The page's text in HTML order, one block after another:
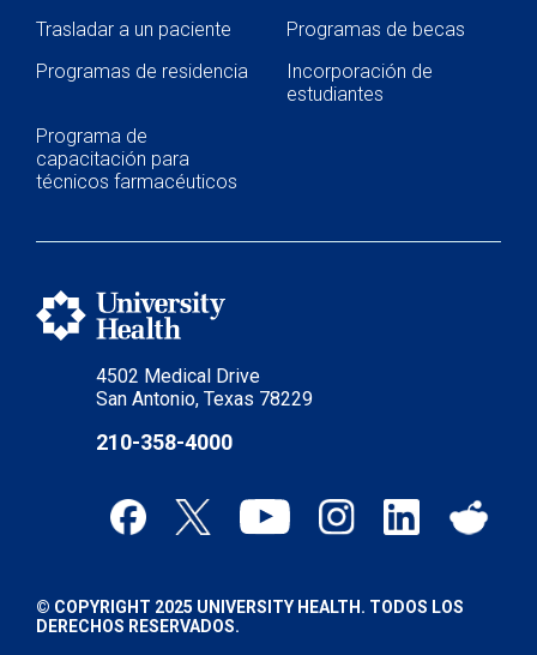
4502 Medical Drive
San Antonio, Texas 78229
210-358-4000
Trasladar a un paciente
Programas de becas
Programas de residencia
Incorporación de
estudiantes
Programa de
capacitación para
técnicos farmacéuticos
© COPYRIGHT 2025 UNIVERSITY HEALTH. TODOS LOS
DERECHOS RESERVADOS.